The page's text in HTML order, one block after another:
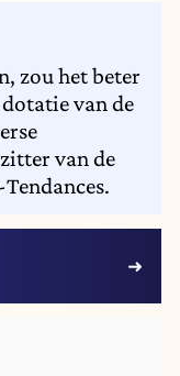
zou het beter
van de
van de